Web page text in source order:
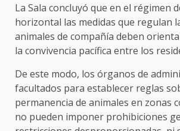
La Sala concluyó que en el régimen
horizontal las medidas que regulan
animales de compañía deben
la convivencia pacífica entre los
De este modo, los órganos de
facultados para establecer reglas
permanencia de animales en zonas
no pueden imponer prohibiciones